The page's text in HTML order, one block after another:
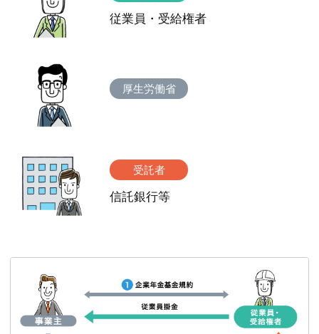
従業員・受給権者
厚生労働省
受託者
信託銀行等